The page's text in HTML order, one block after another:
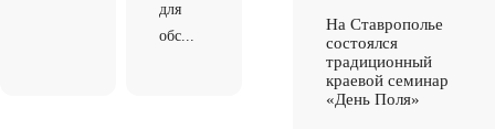
для
обс...
На Ставрополье
состоялся
традиционный
краевой семинар
«День Поля»